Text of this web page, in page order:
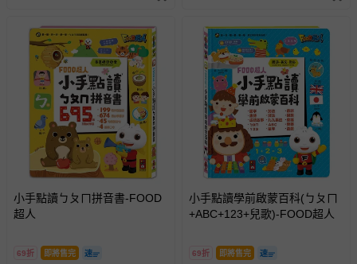
小手點讀ㄅㄆㄇ拼音書-FOOD
超人
69折 即將售完
小手點讀學前啟蒙百科(ㄅㄆㄇ
+ABC+123+兒歌)-FOOD超人
69折 即將售完